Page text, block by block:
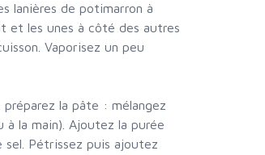
lanières de potimarron à
et les unes à côté des autres
Vaporisez un peu
la pâte : mélangez
la main). Ajoutez la purée
sel. Pétrissez puis ajoutez